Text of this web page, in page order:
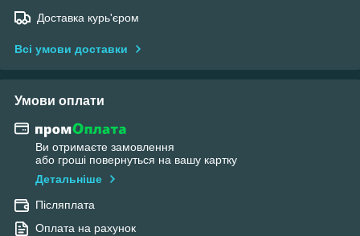
Доставка курь'єром
Всі умови доставки
Умови оплати
Ви отримаєте замовлення
або гроші повернуться на вашу картку
Детальніше
Післяплата
Оплата на рахунок